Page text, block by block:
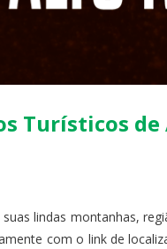
Turísticos
lindas montanhas,
com o link de